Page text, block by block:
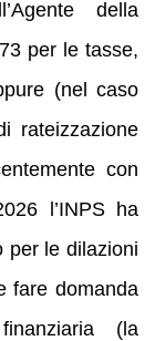
della
per le tasse,
(nel caso
rateizzazione
con
l’INPS ha
per le dilazioni
fare domanda
(la